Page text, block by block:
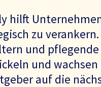
hilft
zu
und
und wachsen
auf die